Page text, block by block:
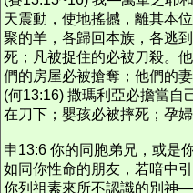
天震動，使地搖撼，離其本
聚的羊，各歸回本族，各逃
死；凡被捉住的必被刀殺。
們的房屋必被搶奪；他們的妻
(何13:16) 撒瑪利亞必擔當自
在刀下；嬰孩必被摔死；孕婦
申13:6 你的同胞弟兄，或是
如同你性命的朋友，若暗中
你列祖素來所不認識的別神—